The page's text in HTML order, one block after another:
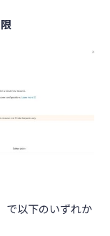
で以下のいずれか